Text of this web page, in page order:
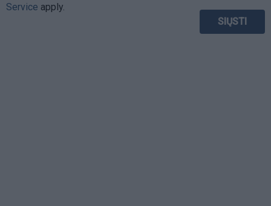
Service apply.